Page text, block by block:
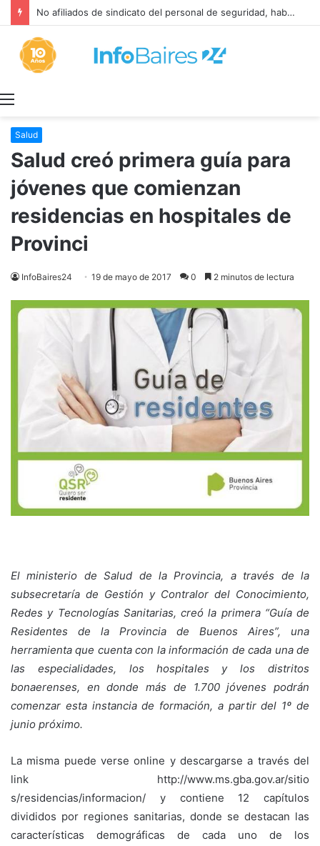
No afiliados de sindicato del personal de seguridad, habilitados para el aporte solidario
Salud
Salud creó primera guía para
jóvenes que comienzan
residencias en hospitales de
Provinci
InfoBaires24 19 de mayo de 2017 0 2 minutos de lectura
El ministerio de Salud de la Provincia, a través de la
subsecretaría de Gestión y Contralor del Conocimiento,
Redes y Tecnologías Sanitarias, creó la primera “Guía de
Residentes de la Provincia de Buenos Aires”, una
herramienta que cuenta con la información de cada una de
las especialidades, los hospitales y los distritos
bonaerenses, en donde más de 1.700 jóvenes podrán
comenzar esta instancia de formación, a partir del 1º de
junio próximo.
La misma puede verse online y descargarse a través del
link http://www.ms.gba.gov.ar/sitio
s/residencias/informacion/ y contiene 12 capítulos
divididos por regiones sanitarias, donde se destacan las
características demográficas de cada uno de los